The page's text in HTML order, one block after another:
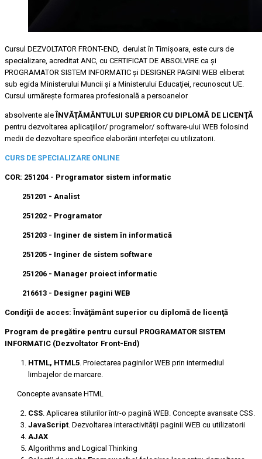
Cursul DEZVOLTATOR FRONT-END, derulat în Timişoara, este curs de
specializare, acreditat ANC, cu CERTIFICAT DE ABSOLVIRE ca şi
PROGRAMATOR SISTEM INFORMATIC şi DESIGNER PAGINI WEB eliberat
sub egida Ministerului Muncii şi a Ministerului Educaţiei, recunoscut UE.
Cursul urmăreşte formarea profesională a persoanelor
absolvente ale ÎNVĂŢĂMÂNTULUI SUPERIOR CU DIPLOMĂ DE LICENŢĂ
pentru dezvoltarea aplicaţiilor/ programelor/ software-ului WEB folosind
medii de dezvoltare specifice elaborării interfeţei cu utilizatorii.
CURS DE SPECIALIZARE ONLINE
COR: 251204 - Programator sistem informatic
251201 - Analist
251202 - Programator
251203 - Inginer de sistem în informatică
251205 - Inginer de sistem software
251206 - Manager proiect informatic
216613 - Designer pagini WEB
Condiţii de acces: Învăţământ superior cu diplomă de licenţă
Program de pregătire pentru cursul PROGRAMATOR SISTEM
INFORMATIC (Dezvoltator Front-End)
HTML, HTML5. Proiectarea paginilor WEB prin intermediul
limbajelor de marcare.
Concepte avansate HTML
CSS. Aplicarea stilurilor într-o pagină WEB. Concepte avansate CSS.
JavaScript. Dezvoltarea interactivităţii paginii WEB cu utilizatorii
AJAX
Algorithms and Logical Thinking